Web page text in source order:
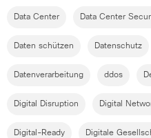
Data Center Data Center
Daten schützen Datenschutz
Datenverarbeitung ddos
Digital Disruption Digital
Digital-Ready Digitale